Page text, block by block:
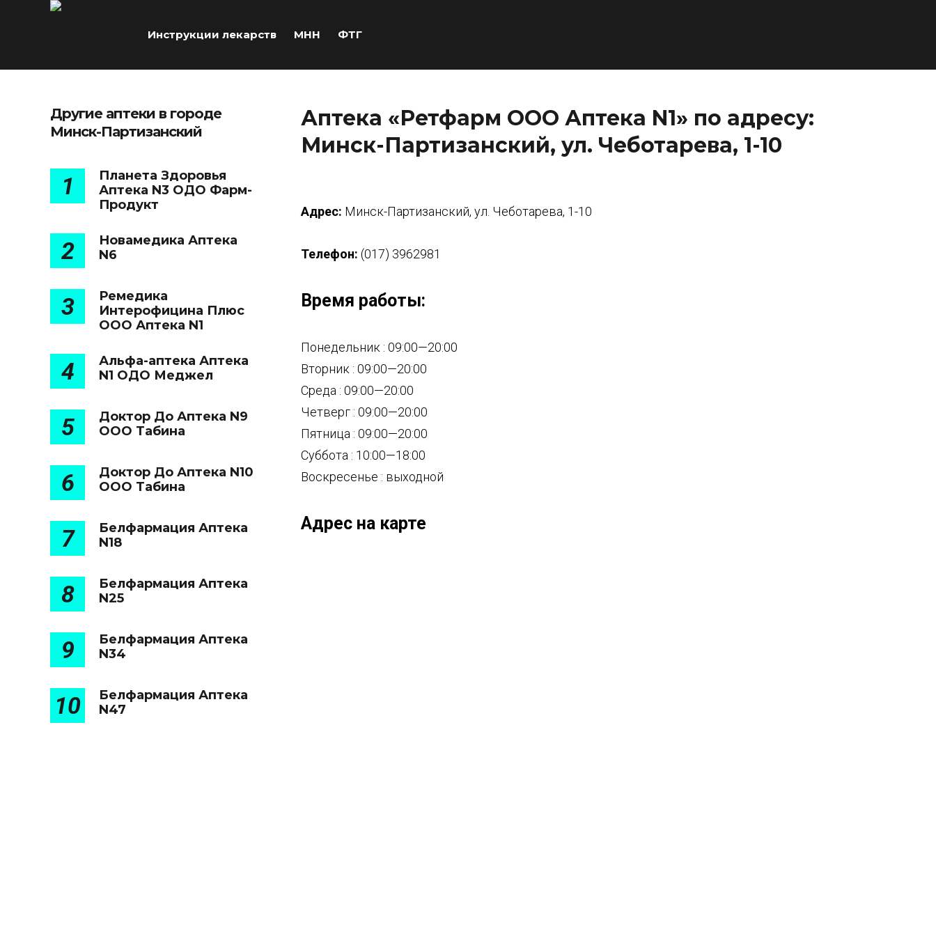
Инструкции лекарств МНН ФТГ
Аптека «Ретфарм ООО Аптека N1» по адресу:
Минск-Партизанский, ул. Чеботарева, 1-10
Адрес: Минск-Партизанский, ул. Чеботарева, 1-10
Телефон: (017) 3962981
Время работы:
Понедельник : 09:00—20:00
Вторник : 09:00—20:00
Среда : 09:00—20:00
Четверг : 09:00—20:00
Пятница : 09:00—20:00
Суббота : 10:00—18:00
Воскресенье : выходной
Адрес на карте
Другие аптеки в городе
Минск-Партизанский
1
Планета Здоровья
Аптека N3 ОДО Фарм-
Продукт
2
Новамедика Аптека
N6
3
Ремедика
Интерофицина Плюс
ООО Аптека N1
4
Альфа-аптека Аптека
N1 ОДО Меджел
5
Доктор До Аптека N9
ООО Табина
6
Доктор До Аптека N10
ООО Табина
7
Белфармация Аптека
N18
8
Белфармация Аптека
N25
9
Белфармация Аптека
N34
10
Белфармация Аптека
N47